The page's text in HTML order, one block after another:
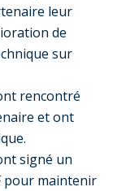
leur
de
sur
rencontré
et ont
signé un
pour maintenir